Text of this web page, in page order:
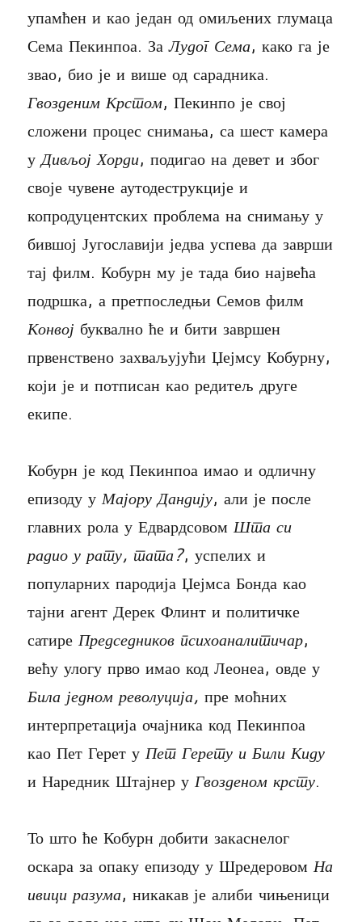
упамћен и као један од омиљених глумаца
Сема Пекинпоа. ЗаЛудог Сема, како га је
звао, био је и више од сарадника.
Гвозденим Крстом, Пекинпо је свој
сложени процес снимања, са шест камера
у Дивљој Хорди, подигао на девет и због
своје чувене аутодеструкције и
копродуцентских проблема на снимању у
бившој Југославији једва успева да заврши
тај филм. Кобурн му је тада био највећа
подршка, а претпоследњи Семов филм
Конвој буквално ће и бити завршен
првенствено захваљујући Џејмсу Кобурну,
који је и потписан као редитељ друге
екипе.
Кобурн је код Пекинпоа имао и одличну
епизоду у Мајору Дандију, али је после
главних рола у Едвардсовом Шта си
радио у рату, тата?, успелих и
популарних пародија Џејмса Бонда као
тајни агент Дерек Флинт и политичке
сатире Председников психоаналитичар,
већу улогу прво имао код Леонеа, овде у
Била једном револуција,пре моћних
интерпретација очајника код Пекинпоа
као Пет Герет у Пет Герету и Били Киду
и Наредник Штајнер у Гвозденом крсту.
То што ће Кобурн добити закаснелог
оскара за опаку епизоду у Шредеровом На
ивици разума, никакав је алиби чињеници